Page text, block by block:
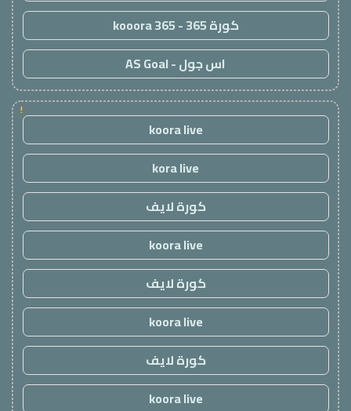
كورة 365 - kooora 365
اس جول - AS Goal
!
koora live
kora live
كورة لايف
koora live
كورة لايف
koora live
كورة لايف
koora live